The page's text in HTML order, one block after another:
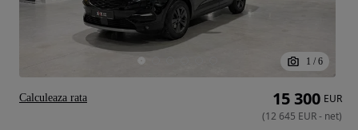
1 / 6
15 300 EUR
(12 645 EUR- net)
Calculeaza rata